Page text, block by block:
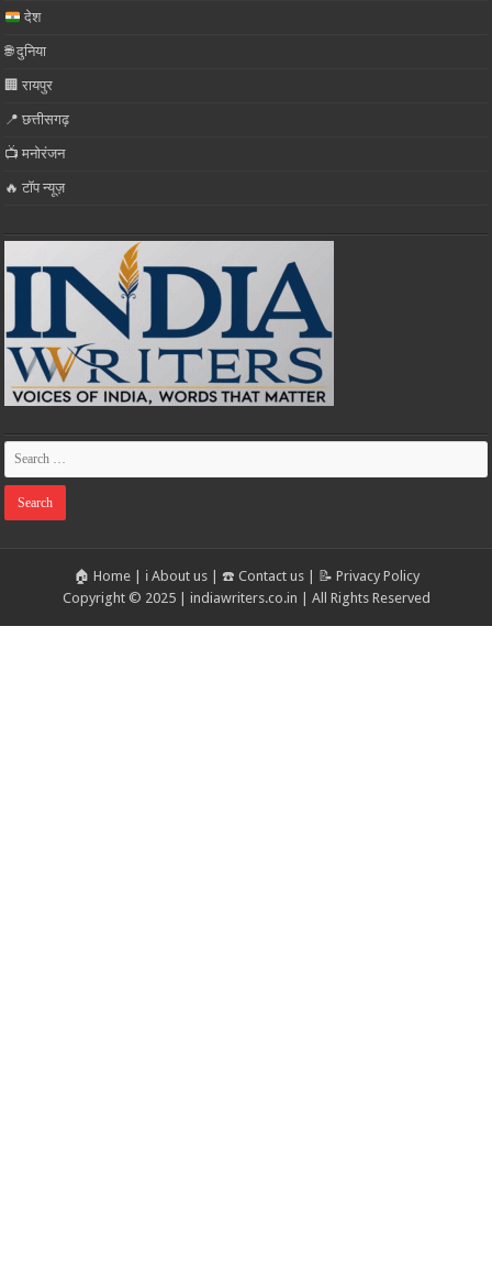
देश
🌐 दुनिया
🏢 रायपुर
📍 छत्तीसगढ़
📺 मनोरंजन
🔥 टॉप न्यूज़
🏠 Home| ℹ️ About us| ☎️ Contact us|
📝 Privacy Policy
Copyright © 2025 | indiawriters.co.in | All Rights Reserved